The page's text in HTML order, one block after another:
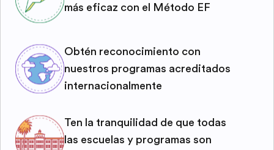
más eficaz con el Método EF
Obtén reconocimiento con
nuestros programas acreditados
internacionalmente
Ten la tranquilidad de que todas
las escuelas y programas son